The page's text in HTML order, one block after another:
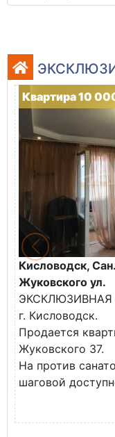
Квартира 10
Кисловодск,
Жуковского ул.
г. Кисловодск.
Продается
Жуковского 37.
На против
шаговой